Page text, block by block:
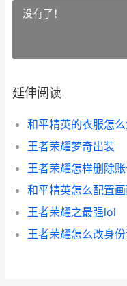
没有了！
延伸阅读
和平精英的衣服怎
王者荣耀梦奇出装
王者荣耀怎样删除
和平精英怎么配置
王者荣耀之最强lol
王者荣耀怎么改身